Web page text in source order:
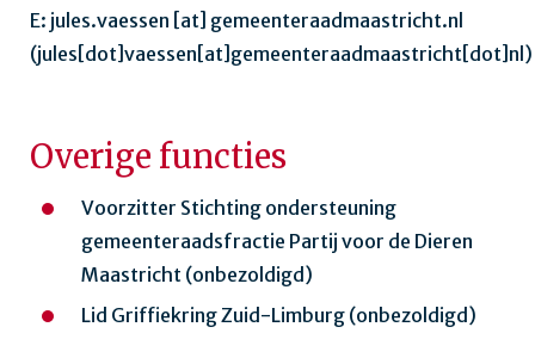
E: jules.vaessen [at] gemeenteraadmaastricht.nl
(jules[dot]vaessen[at]gemeenteraadmaastricht[dot]nl)
Overige functies
Voorzitter Stichting ondersteuning
gemeenteraadsfractie Partij voor de Dieren
Maastricht (onbezoldigd)
Lid Griffiekring Zuid-Limburg (onbezoldigd)